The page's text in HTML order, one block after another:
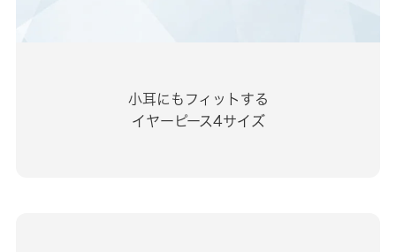
小耳にもフィットする
イヤーピース4サイズ